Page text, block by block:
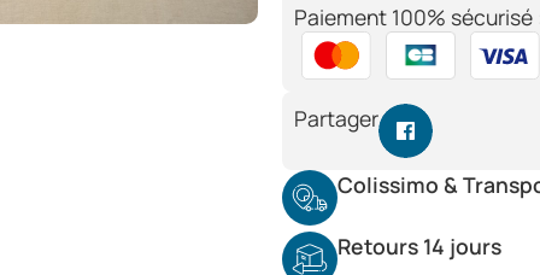
Paiement 100% sécurisé
Partager
Colissimo &
Retours 14 jours